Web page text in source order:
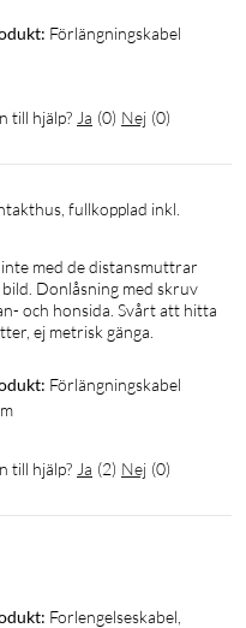
Förlängningskabel
till hjälp? Ja (0) Nej (0)
fullkopplad inkl.
med de distansmuttrar
bild. Donlåsning med skruv
och honsida. Svårt att hitta
ej metrisk gänga.
Förlängningskabel
till hjälp? Ja (2) Nej (0)
Forlengelseskabel,